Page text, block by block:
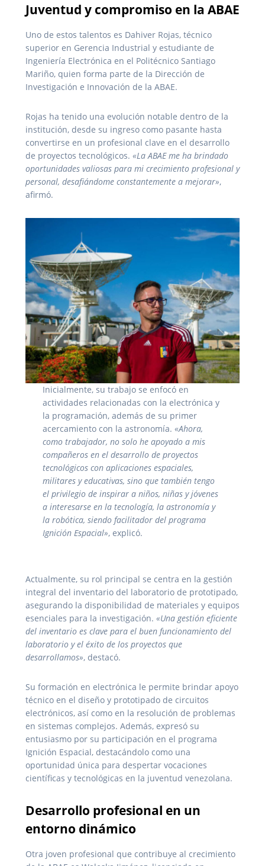
Juventud y compromiso en la ABAE
Uno de estos talentos es Dahiver Rojas, técnico
superior en Gerencia Industrial y estudiante de
Ingeniería Electrónica en el Politécnico Santiago
Mariño, quien forma parte de la Dirección de
Investigación e Innovación de la ABAE.
Rojas ha tenido una evolución notable dentro de la
institución, desde su ingreso como pasante hasta
convertirse en un profesional clave en el desarrollo
de proyectos tecnológicos. «La ABAE me ha brindado
oportunidades valiosas para mi crecimiento profesional y
personal, desafiándome constantemente a mejorar»,
afirmó.
Inicialmente, su trabajo se enfocó en
actividades relacionadas con la electrónica y
la programación, además de su primer
acercamiento con la astronomía. «Ahora,
como trabajador, no solo he apoyado a mis
compañeros en el desarrollo de proyectos
tecnológicos con aplicaciones espaciales,
militares y educativas, sino que también tengo
el privilegio de inspirar a niños, niñas y jóvenes
a interesarse en la tecnología, la astronomía y
la robótica, siendo facilitador del programa
Ignición Espacial», explicó.
Actualmente, su rol principal se centra en la gestión
integral del inventario del laboratorio de prototipado,
asegurando la disponibilidad de materiales y equipos
esenciales para la investigación. «Una gestión eficiente
del inventario es clave para el buen funcionamiento del
laboratorio y el éxito de los proyectos que
desarrollamos», destacó.
Su formación en electrónica le permite brindar apoyo
técnico en el diseño y prototipado de circuitos
electrónicos, así como en la resolución de problemas
en sistemas complejos. Además, expresó su
entusiasmo por su participación en el programa
Ignición Espacial, destacándolo como una
oportunidad única para despertar vocaciones
científicas y tecnológicas en la juventud venezolana.
Desarrollo profesional en un
entorno dinámico
Otra joven profesional que contribuye al crecimiento